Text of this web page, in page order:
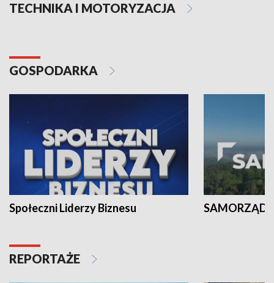
TECHNIKA I MOTORYZACJA
GOSPODARKA
Społeczni Liderzy Biznesu SAMORZĄD
REPORTAŻE